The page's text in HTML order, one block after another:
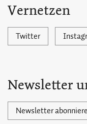
Vernetzen
Twitter
Newsletter
Newsletter